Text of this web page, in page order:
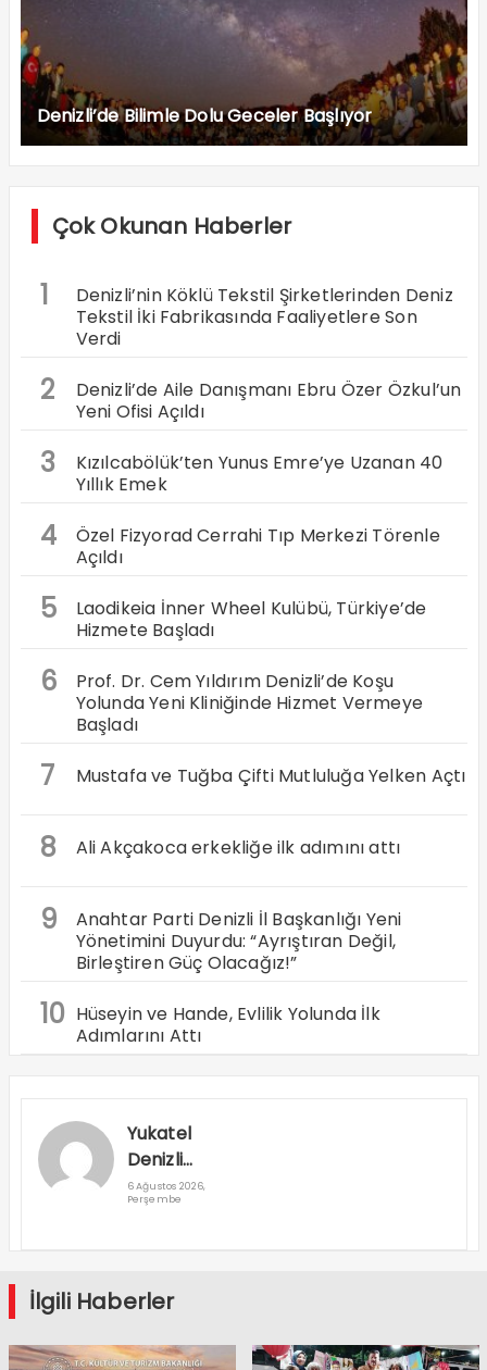
Denizli’de Bilimle Dolu Geceler Başlıyor
Çok Okunan Haberler
1
Denizli’nin Köklü Tekstil Şirketlerinden Deniz
Tekstil İki Fabrikasında Faaliyetlere Son
Verdi
2
Denizli’de Aile Danışmanı Ebru Özer Özkul’un
Yeni Ofisi Açıldı
3
Kızılcabölük’ten Yunus Emre’ye Uzanan 40
Yıllık Emek
4
Özel Fizyorad Cerrahi Tıp Merkezi Törenle
Açıldı
5
Laodikeia İnner Wheel Kulübü, Türkiye’de
Hizmete Başladı
6
Prof. Dr. Cem Yıldırım Denizli’de Koşu
Yolunda Yeni Kliniğinde Hizmet Vermeye
Başladı
7 Mustafa ve Tuğba Çifti Mutluluğa Yelken Açtı
8 Ali Akçakoca erkekliğe ilk adımını attı
9
Anahtar Parti Denizli İl Başkanlığı Yeni
Yönetimini Duyurdu: “Ayrıştıran Değil,
Birleştiren Güç Olacağız!”
10 Hüseyin ve Hande, Evlilik Yolunda İlk
Adımlarını Attı
Yukatel
Denizli
Basket’in
Süper Lig
Başlıyor
6 Ağustos 2026,
Perşembe
İlgili Haberler